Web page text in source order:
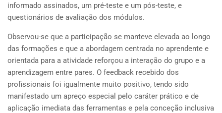
informado assinados, um pré-teste e um pós-teste, e
questionários de avaliação dos módulos.
Observou-se que a participação se manteve elevada ao longo
das formações e que a abordagem centrada no aprendente e
orientada para a atividade reforçou a interação do grupo e a
aprendizagem entre pares. O feedback recebido dos
profissionais foi igualmente muito positivo, tendo sido
manifestado um apreço especial pelo caráter prático e de
aplicação imediata das ferramentas e pela conceção inclusiva